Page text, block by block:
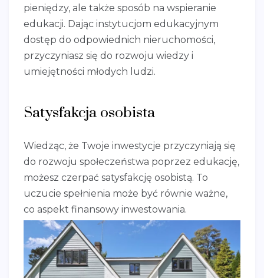
pieniędzy, ale także sposób na wspieranie
edukacji. Dając instytucjom edukacyjnym
dostęp do odpowiednich nieruchomości,
przyczyniasz się do rozwoju wiedzy i
umiejętności młodych ludzi.
Satysfakcja osobista
Wiedząc, że Twoje inwestycje przyczyniają się
do rozwoju społeczeństwa poprzez edukację,
możesz czerpać satysfakcję osobistą. To
uczucie spełnienia może być równie ważne,
co aspekt finansowy inwestowania.